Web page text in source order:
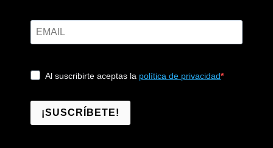
Al suscribirte aceptas la política de privacidad
¡SUSCRÍBETE!